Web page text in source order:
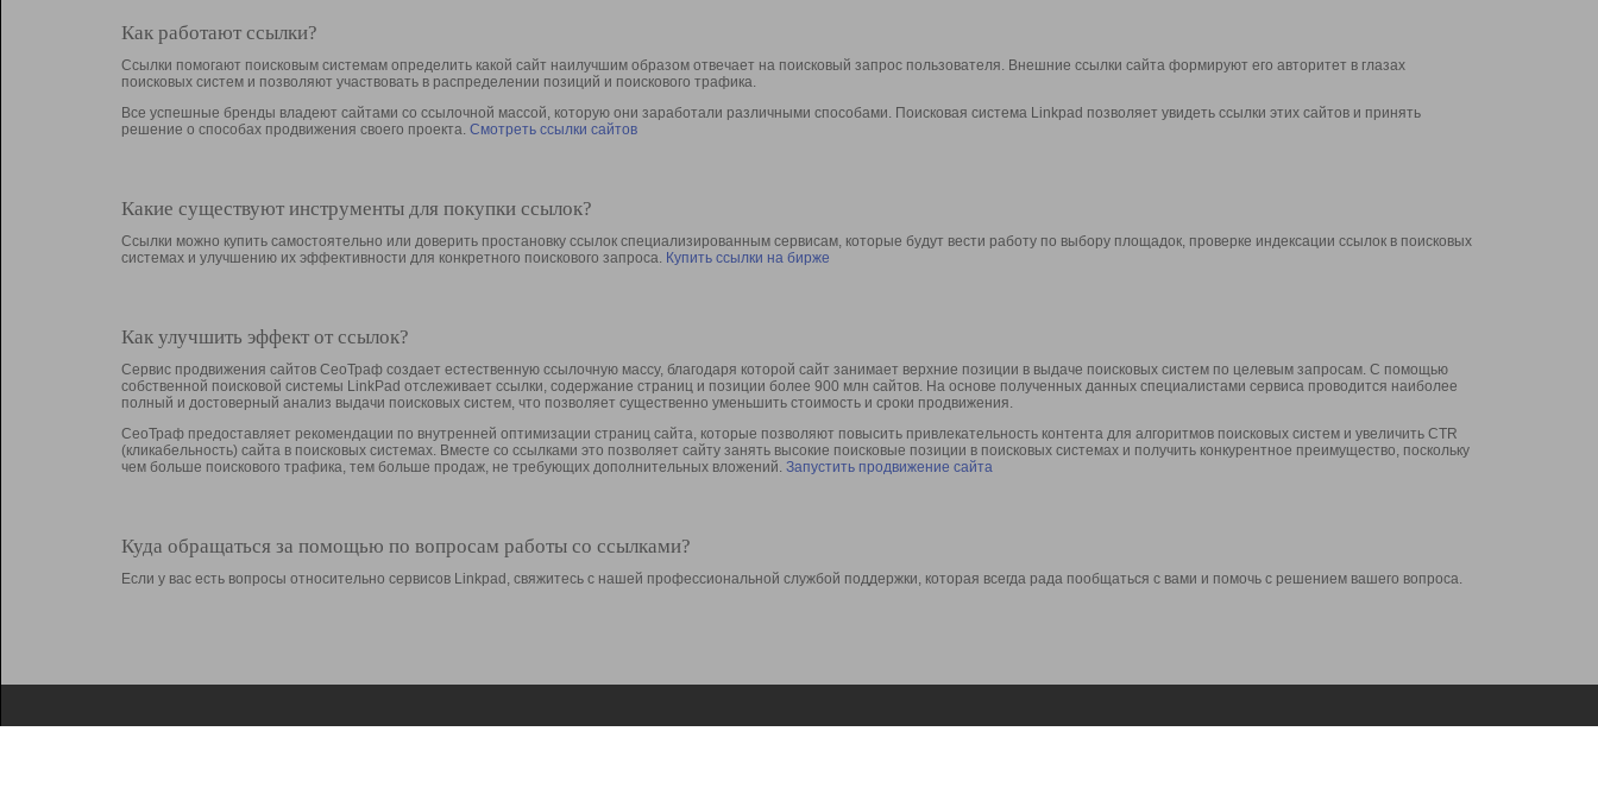
Как работают ссылки?
Ссылки помогают поисковым системам определить какой сайт наилучшим образом отвечает на поисковый запрос пользователя. Внешние ссылки сайта формируют его авторитет в глазах
поисковых систем и позволяют участвовать в раcпределении позиций и поискового трафика.
Все успешные бренды владеют сайтами со ссылочной массой, которую они заработали различными способами. Поисковая система Linkpad позволяет увидеть ссылки этих сайтов и принять
решение о способах продвижения своего проекта. Смотреть ссылки сайтов
Какие существуют инструменты для покупки ссылок?
Ссылки можно купить самостоятельно или доверить простановку ссылок специализированным сервисам, которые будут вести работу по выбору площадок, проверке индексации ссылок в поисковых
системах и улучшению их эффективности для конкретного поискового запроса. Купить ссылки на бирже
Как улучшить эффект от ссылок?
Сервис продвижения сайтов СеоТраф создает естественную ссылочную массу, благодаря которой сайт занимает верхние позиции в выдаче поисковых систем по целевым запросам. С помощью
собственной поисковой системы LinkPad отслеживает ссылки, содержание страниц и позиции более 900 млн сайтов. На основе полученных данных специалистами сервиса проводится наиболее
полный и достоверный анализ выдачи поисковых систем, что позволяет существенно уменьшить стоимость и сроки продвижения.
СеоТраф предоставляет рекомендации по внутренней оптимизации страниц сайта, которые позволяют повысить привлекательность контента для алгоритмов поисковых систем и увеличить CTR
(кликабельность) сайта в поисковых системах. Вместе со ссылками это позволяет сайту занять высокие поисковые позиции в поисковых системах и получить конкурентное преимущество, поскольку
чем больше поискового трафика, тем больше продаж, не требующих дополнительных вложений. Запустить продвижение сайта
Куда обращаться за помощью по вопросам работы со ссылками?
Если у вас есть вопросы относительно сервисов Linkpad, свяжитесь с нашей профессиональной службой поддержки, которая всегда рада пообщаться с вами и помочь с решением вашего вопроса.